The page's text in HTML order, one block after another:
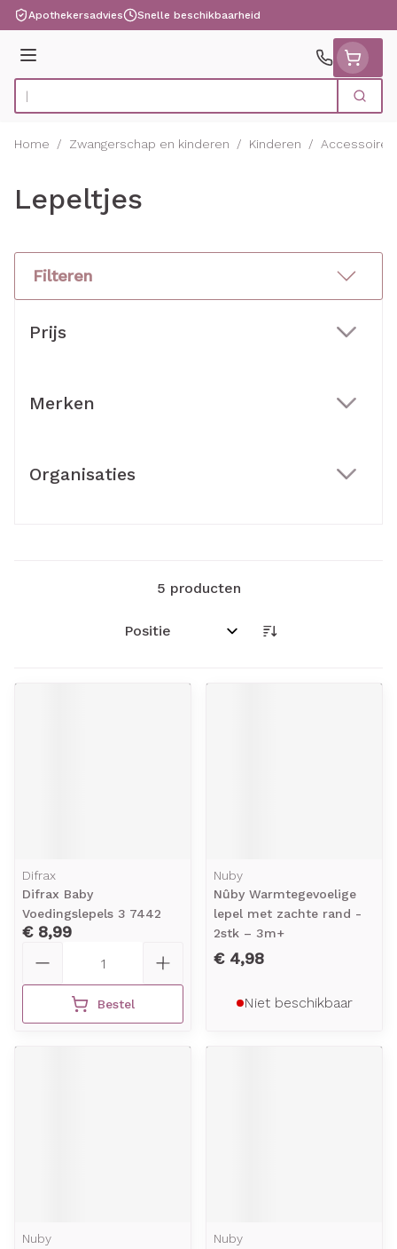
Ga naar de inhoud
Apothekersadvies Snelle beschikbaarheid
Menu
Product, merk, categorie... Zoek
Home / Zwangerschap en kinderen / Kinderen / Accessoires
Lepeltjes
Filteren
Prijs
Merken
Organisaties
5 producten
Sorteer op:
Difrax
Difrax Baby
Voedingslepels 3 7442
€ 8,99
Bestel
Nuby
Nûby Warmtegevoelige
lepel met zachte rand -
2stk – 3m+
€ 4,98
Niet beschikbaar
Nuby
Nuby